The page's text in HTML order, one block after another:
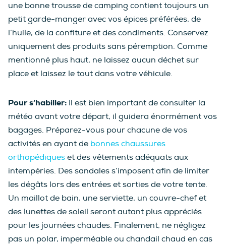
une bonne trousse de camping contient toujours un
petit garde-manger avec vos épices préférées, de
l’huile, de la confiture et des condiments. Conservez
uniquement des produits sans péremption. Comme
mentionné plus haut, ne laissez aucun déchet sur
place et laissez le tout dans votre véhicule.
Pour s’habiller: Il est bien important de consulter la
météo avant votre départ, il guidera énormément vos
bagages. Préparez-vous pour chacune de vos
activités en ayant de bonnes chaussures
orthopédiques et des vêtements adéquats aux
intempéries. Des sandales s’imposent afin de limiter
les dégâts lors des entrées et sorties de votre tente.
Un maillot de bain, une serviette, un couvre-chef et
des lunettes de soleil seront autant plus appréciés
pour les journées chaudes. Finalement, ne négligez
pas un polar, imperméable ou chandail chaud en cas